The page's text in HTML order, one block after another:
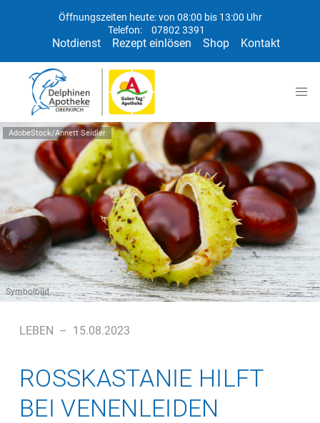
Öffnungszeiten heute: von 08:00 bis 13:00 Uhr
Telefon:
07802 3391
Notdienst Rezept einlösen Shop Kontakt
AdobeStock/Annett Seidler
Symbolbild
LEBEN – 15.08.2023
ROSSKASTANIE HILFT
BEI VENENLEIDEN